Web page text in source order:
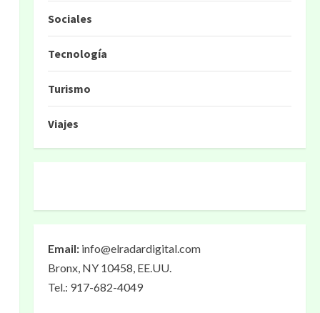
Sociales
Tecnología
Turismo
Viajes
Email: info@elradardigital.com
Bronx, NY 10458, EE.UU.
Tel.: 917-682-4049